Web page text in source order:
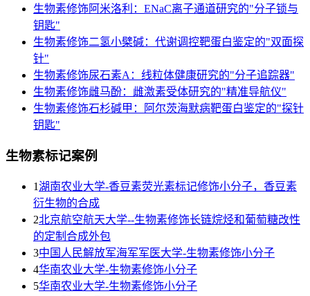
生物素修饰阿米洛利：ENaC离子通道研究的"分子锁与
钥匙"
生物素修饰二氢小檗碱：代谢调控靶蛋白鉴定的"双面探
针"
生物素修饰尿石素A：线粒体健康研究的"分子追踪器"
生物素修饰雌马酚：雌激素受体研究的"精准导航仪"
生物素修饰石杉碱甲：阿尔茨海默病靶蛋白鉴定的"探针
钥匙"
生物素标记案例
1湖南农业大学-香豆素荧光素标记修饰小分子，香豆素
衍生物的合成
2北京航空航天大学--生物素修饰长链烷烃和葡萄糖改性
的定制合成外包
3中国人民解放军海军军医大学-生物素修饰小分子
4华南农业大学-生物素修饰小分子
5华南农业大学-生物素修饰小分子